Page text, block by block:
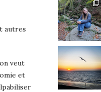
autres
veut
et